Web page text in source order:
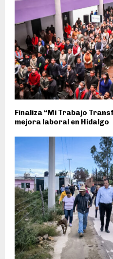
Finaliza “Mi Trabajo
mejora laboral en Hidalgo